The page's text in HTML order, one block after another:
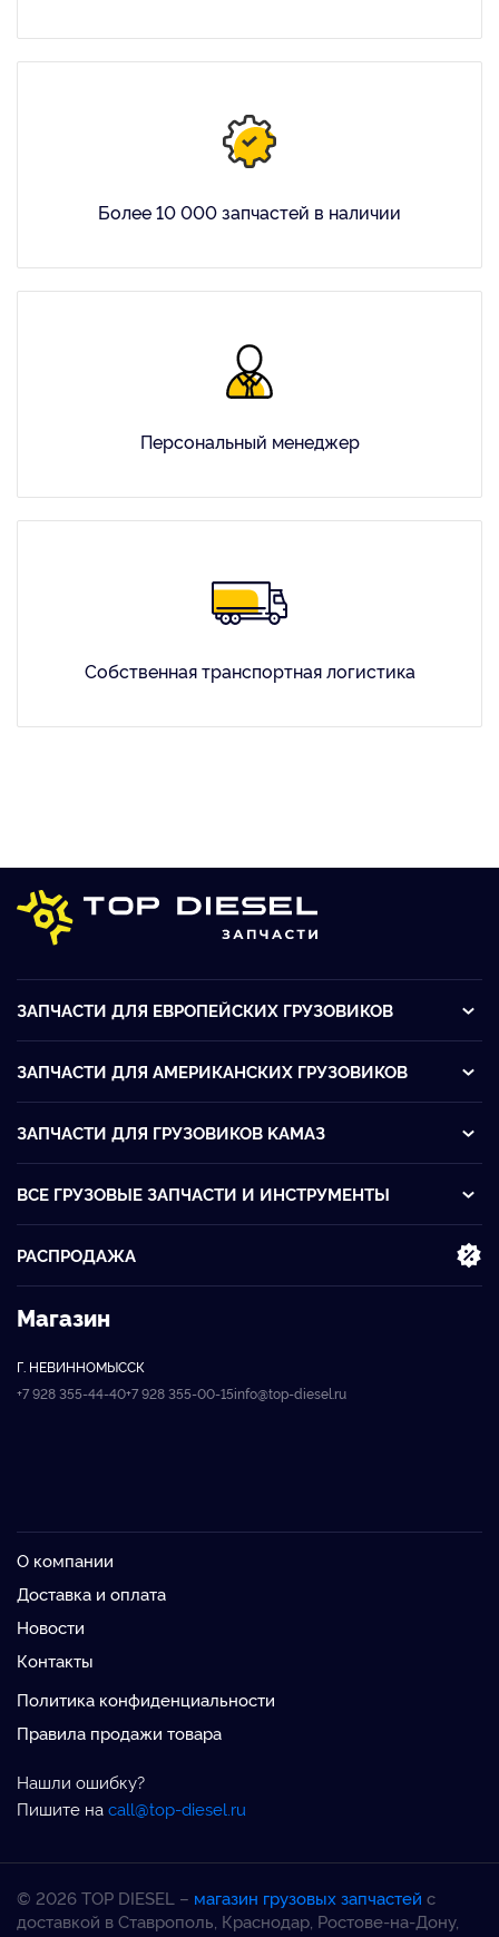
Более 10 000 запчастей в наличии
Персональный менеджер
Собственная транспортная логистика
ЗАПЧАСТИ ДЛЯ ЕВРОПЕЙСКИХ ГРУЗОВИКОВ
ЗАПЧАСТИ ДЛЯ АМЕРИКАНСКИХ ГРУЗОВИКОВ
ЗАПЧАСТИ ДЛЯ ГРУЗОВИКОВ KАМАЗ
ВСЕ ГРУЗОВЫЕ ЗАПЧАСТИ И ИНСТРУМЕНТЫ
РАСПРОДАЖА
Магазин
Г. НЕВИННОМЫССК
+7 928 355-44-40+7 928 355-00-15info@top-diesel.ru
О компании
Доставка и оплата
Новости
Контакты
Политика конфиденциальности
Правила продажи товара
Нашли ошибку?
Пишите наcall@top-diesel.ru
© 2026 TOP DIESEL – магазин грузовых запчастей с
доставкой в Ставрополь, Краснодар, Ростове-на-Дону,